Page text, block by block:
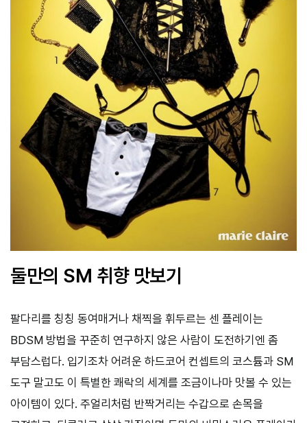
둘만의 SM 취향 맛보기
팔다리를 칭칭 동여매거나 채찍을 휘두르는 센 플레이는
BDSM 방법을 꾸준히 연구하지 않은 사람이 도전하기엔 좀
부담스럽다. 입기조차 어려운 하드코어 컨셉트의 코스튬과 SM
도구 말고도 이 특별한 쾌락의 세계를 조금이나마 맛볼 수 있는
아이템이 있다. 주얼리처럼 반짝거리는 수갑으로 손목을